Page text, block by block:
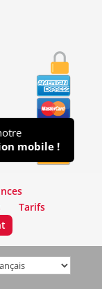
mobile !
Tarifs